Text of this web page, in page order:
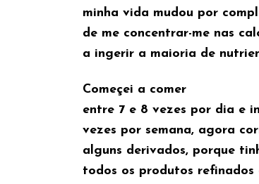
minha vida mudou por
de me concentrar-me nas
a ingerir a maioria de
Começei a comer
entre 7 e 8 vezes por dia e
vezes por semana, agora
alguns derivados, porque
todos os produtos refinados